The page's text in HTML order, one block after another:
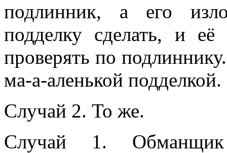
подлинник, а его
подделку сделать, и
проверять по
ма-а-аленькой подделкой.
Случай 2. То же.
Случай 1. Обманщик